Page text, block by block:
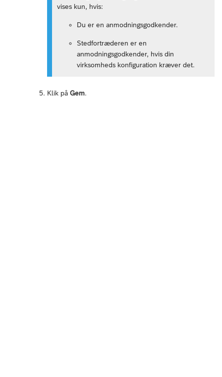
vises kun, hvis:
Du er en anmodningsgodkender.
Stedfortræderen er en
anmodningsgodkender, hvis din
virksomheds konfiguration kræver det.
Klik på Gem.